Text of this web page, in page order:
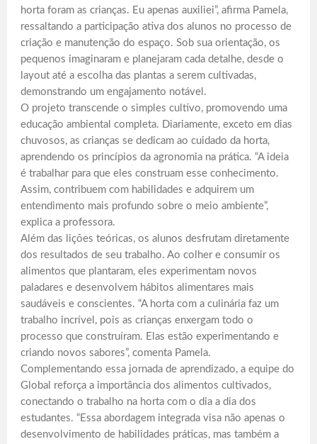
horta foram as crianças. Eu apenas auxiliei”, afirma Pamela,
ressaltando a participação ativa dos alunos no processo de
criação e manutenção do espaço. Sob sua orientação, os
pequenos imaginaram e planejaram cada detalhe, desde o
layout até a escolha das plantas a serem cultivadas,
demonstrando um engajamento notável.
O projeto transcende o simples cultivo, promovendo uma
educação ambiental completa. Diariamente, exceto em dias
chuvosos, as crianças se dedicam ao cuidado da horta,
aprendendo os princípios da agronomia na prática. “A ideia
é trabalhar para que eles construam esse conhecimento.
Assim, contribuem com habilidades e adquirem um
entendimento mais profundo sobre o meio ambiente”,
explica a professora.
Além das lições teóricas, os alunos desfrutam diretamente
dos resultados de seu trabalho. Ao colher e consumir os
alimentos que plantaram, eles experimentam novos
paladares e desenvolvem hábitos alimentares mais
saudáveis e conscientes. “A horta com a culinária faz um
trabalho incrível, pois as crianças enxergam todo o
processo que construíram. Elas estão experimentando e
criando novos sabores”, comenta Pamela.
Complementando essa jornada de aprendizado, a equipe do
Global reforça a importância dos alimentos cultivados,
conectando o trabalho na horta com o dia a dia dos
estudantes. “Essa abordagem integrada visa não apenas o
desenvolvimento de habilidades práticas, mas também a